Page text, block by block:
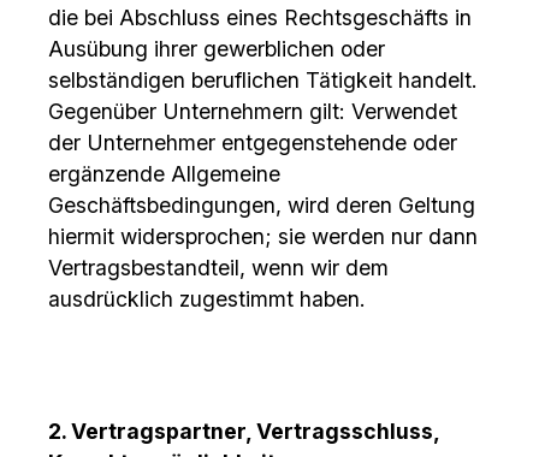
die bei Abschluss eines Rechtsgeschäfts in
Ausübung ihrer gewerblichen oder
selbständigen beruflichen Tätigkeit handelt.
Gegenüber Unternehmern gilt: Verwendet
der Unternehmer entgegenstehende oder
ergänzende Allgemeine
Geschäftsbedingungen, wird deren Geltung
hiermit widersprochen; sie werden nur dann
Vertragsbestandteil, wenn wir dem
ausdrücklich zugestimmt haben.
2. Vertragspartner, Vertragsschluss,